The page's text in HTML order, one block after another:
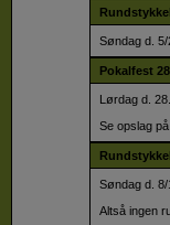
Søndag d.
Pokalfest
Lørdag d.
Se opslag
Søndag d.
Altså ingen